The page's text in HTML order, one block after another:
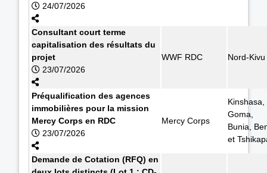
24/07/2026
Consultant court terme
capitalisation des résultats du
projet
23/07/2026
WWF RDC Nord-Kivu
Préqualification des agences
immobilières pour la mission
Mercy Corps en RDC
23/07/2026
Mercy Corps
Kinshasa,
Goma,
Bunia,
et
Demande de Cotation (RFQ) en